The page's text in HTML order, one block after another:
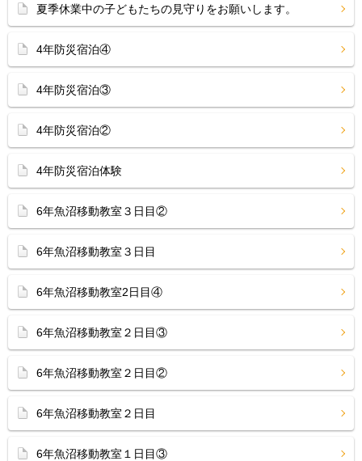
夏季休業中の子どもたちの見守りをお願いします。
4年防災宿泊④
4年防災宿泊③
4年防災宿泊②
4年防災宿泊体験
6年魚沼移動教室３日目②
6年魚沼移動教室３日目
6年魚沼移動教室2日目④
6年魚沼移動教室２日目③
6年魚沼移動教室２日目②
6年魚沼移動教室２日目
6年魚沼移動教室１日目③